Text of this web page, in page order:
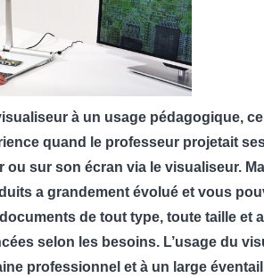
à un usage pédagogique,
quand le professeur projetait
ou sur son écran via le visualiseur.
a grandement évolué et vous
de tout type, toute taille et
selon les besoins. L’usage du
professionnel et à un large